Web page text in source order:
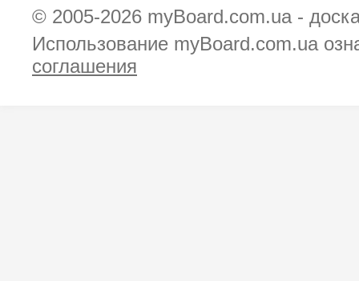
© 2005-2026 myBoard.com.ua -
Использование myBoard.com.ua
соглашения